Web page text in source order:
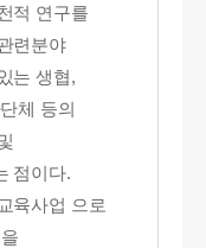
적 연구를
련분야
는 생협,
체 등의
점이다.
육사업 으로